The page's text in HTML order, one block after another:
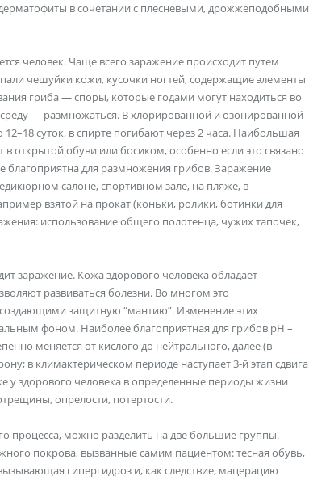
в сочетании с плесневыми, дрожжеподобными
человек. Чаще всего заражение происходит путем
чешуйки кожи, кусочки ногтей, содержащие элементы
гриба — споры, которые годами могут находиться во
— размножаться. В хлорированной и озонированной
суток, в спирте погибают через 2 часа. Наибольшая
открытой обуви или босиком, особенно если это связано
благоприятна для размножения грибов. Заражение
салоне, спортивном зале, на пляже, в
взятой на прокат (коньки, ролики, ботинки для
использование общего полотенца, чужих тапочек,
заражение. Кожа здорового человека обладает
развиваться болезни. Во многом это
защитную “мантию”. Изменение этих
фоном. Наиболее благоприятная для грибов рН –
меняется от кислого до нейтрального, далее (в
в климактерическом периоде наступает 3-й этап сдвига
здорового человека в определенные периоды жизни
опрелости, потертости.
процесса, можно разделить на две большие группы.
покрова, вызванные самим пациентом: тесная обувь,
гипергидроз и, как следствие, мацерацию